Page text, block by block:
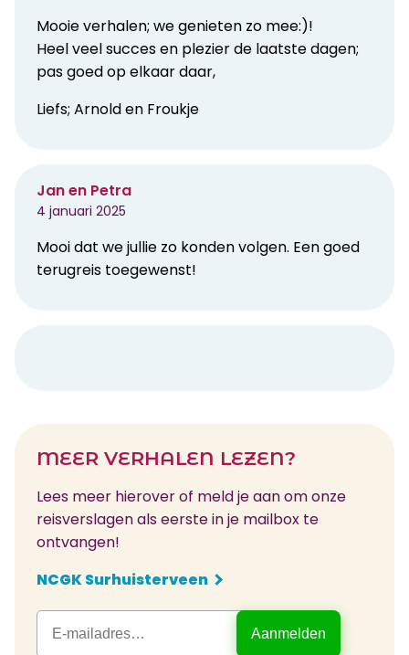
Mooie verhalen; we genieten zo mee:)!
Heel veel succes en plezier de laatste dagen;
pas goed op elkaar daar,
Liefs; Arnold en Froukje
Jan en Petra
4 januari 2025
Mooi dat we jullie zo konden volgen. Een goed
terugreis toegewenst!
MEER VERHALEN LEZEN?
Lees meer hierover of meld je aan om onze
reisverslagen als eerste in je mailbox te
ontvangen!
NCGK Surhuisterveen